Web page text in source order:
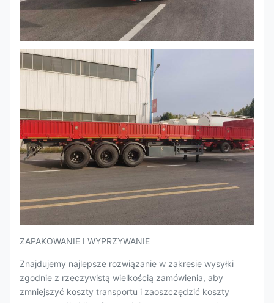
ZAPAKOWANIE I WYPRZYWANIE
Znajdujemy najlepsze rozwiązanie w zakresie wysyłki
zgodnie z rzeczywistą wielkością zamówienia, aby
zmniejszyć koszty transportu i zaoszczędzić koszty